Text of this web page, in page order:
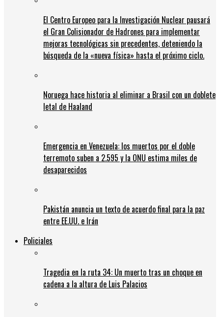
El Centro Europeo para la Investigación Nuclear pausará
el Gran Colisionador de Hadrones para implementar
mejoras tecnológicas sin precedentes, deteniendo la
búsqueda de la «nueva física» hasta el próximo ciclo.
Noruega hace historia al eliminar a Brasil con un doblete
letal de Haaland
Emergencia en Venezuela: los muertos por el doble
terremoto suben a 2.595 y la ONU estima miles de
desaparecidos
Pakistán anuncia un texto de acuerdo final para la paz
entre EE.UU. e Irán
Policiales
Tragedia en la ruta 34: Un muerto tras un choque en
cadena a la altura de Luis Palacios